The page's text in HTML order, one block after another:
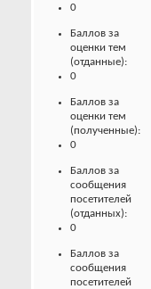
0
Баллов за
оценки тем
(отданные):
0
Баллов за
оценки тем
(полученные):
0
Баллов за
сообщения
посетителей
(отданных):
0
Баллов за
сообщения
посетителей